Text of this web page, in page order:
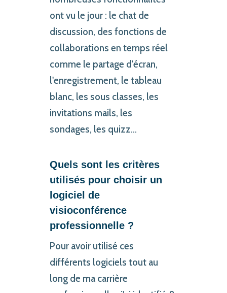
ont vu le jour : le chat de
discussion, des fonctions de
collaborations en temps réel
comme le partage d'écran,
l'enregistrement, le tableau
blanc, les sous classes, les
invitations mails, les
sondages, les quizz...
Quels sont les critères
utilisés pour choisir un
logiciel de
visioconférence
professionnelle ?
Pour avoir utilisé ces
différents logiciels tout au
long de ma carrière